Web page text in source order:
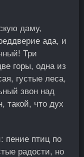
даму,
ада, и
Три
горы, одна из
густые леса,
звон над
такой, что дух
пение птиц по
радости, но